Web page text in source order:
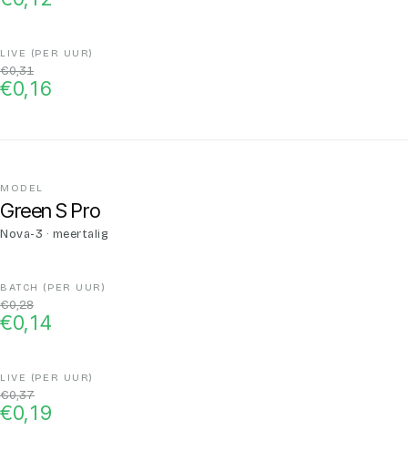
€0,31
€0,16
Green S Pro
Nova-3 · meertalig
€0,28
€0,14
€0,37
€0,19